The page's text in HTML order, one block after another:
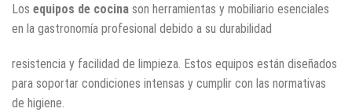
Los equipos de cocina son herramientas y mobiliario esenciales
en la gastronomía profesional debido a su durabilidad
resistencia y facilidad de limpieza. Estos equipos están diseñados
para soportar condiciones intensas y cumplir con las normativas
de higiene.